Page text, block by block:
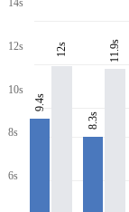
14s
12s
10s
8s
6s
9.4s
12s
8.3s
11.9s